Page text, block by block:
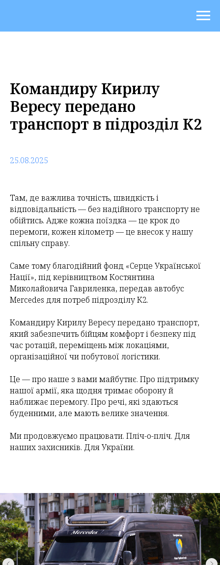
Командиру Кирилу
Вересу передано
транспорт в підрозділ К2
25.08.2025
Там, де важлива точність, швидкість і
відповідальність — без надійного транспорту не
обійтись. Адже кожна поїздка — це крок до
перемоги, кожен кілометр — це внесок у нашу
спільну справу.
Саме тому благодійний фонд «Серце Української
Нації», під керівництвом Костянтина
Миколайовича Гавриленка, передав автобус
Mercedes для потреб підрозділу К2.
Командиру Кирилу Вересу передано транспорт,
який забезпечить бійцям комфорт і безпеку під
час ротацій, переміщень між локаціями,
організаційної чи побутової логістики.
Це — про наше з вами майбутнє. Про підтримку
нашої армії, яка щодня тримає оборону й
наближає перемогу. Про речі, які здаються
буденними, але мають велике значення.
Ми продовжуємо працювати. Пліч-о-пліч. Для
наших захисників. Для України.